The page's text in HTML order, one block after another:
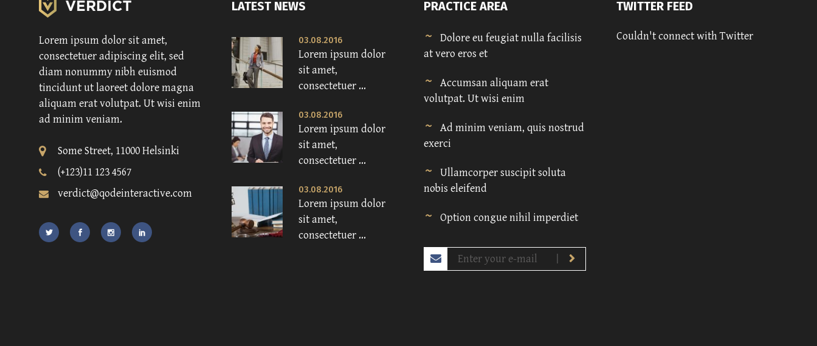
Lorem ipsum dolor sit amet,
consectetuer adipiscing elit, sed
diam nonummy nibh euismod
tincidunt ut laoreet dolore magna
aliquam erat volutpat. Ut wisi enim
ad minim veniam.
Some Street, 11000 Helsinki
(+123)11 123 4567
verdict@qodeinteractive.com
LATEST NEWS
03.08.2016
Lorem ipsum dolor
sit amet,
consectetuer ...
03.08.2016
Lorem ipsum dolor
sit amet,
consectetuer ...
03.08.2016
Lorem ipsum dolor
sit amet,
consectetuer ...
PRACTICE AREA
Dolore eu feugiat nulla facilisis
at vero eros et
Accumsan aliquam erat
volutpat. Ut wisi enim
Ad minim veniam, quis nostrud
exerci
Ullamcorper suscipit soluta
nobis eleifend
Option congue nihil imperdiet
TWITTER FEED
Couldn't connect with Twitter